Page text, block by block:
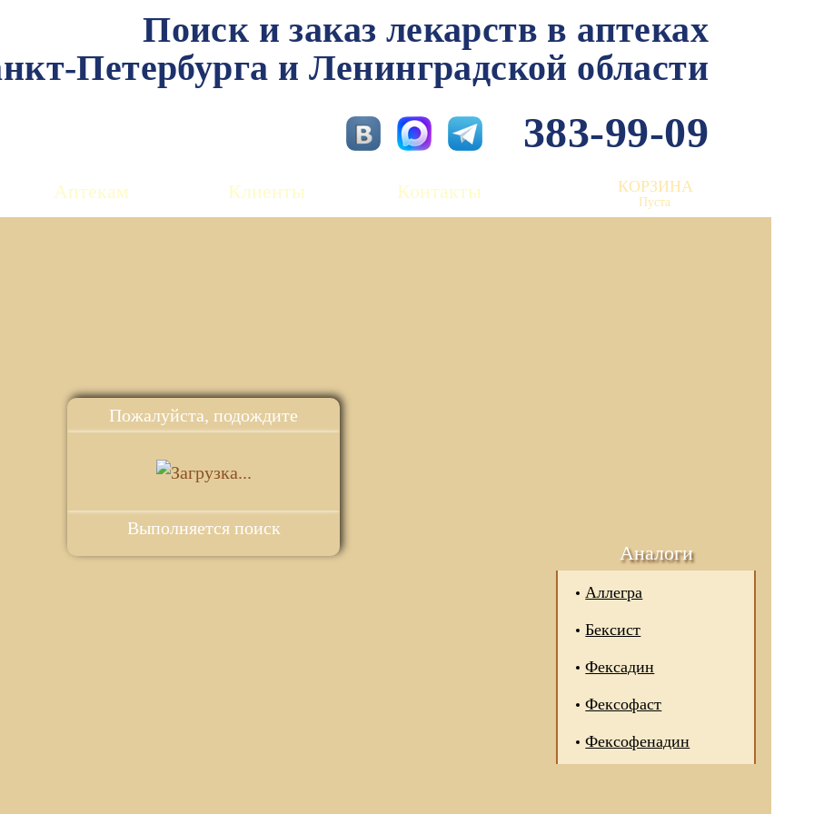
Пожалуйста, подождите
Выполняется поиск
Поиск и заказ лекарств в аптеках
Петербурга и Ленинградской области
383-99-09
Аптекам Клиенты Контакты КОРЗИНА
Пуста
Аналоги
Аллегра
Бексист
Фексадин
Фексофаст
Фексофенадин